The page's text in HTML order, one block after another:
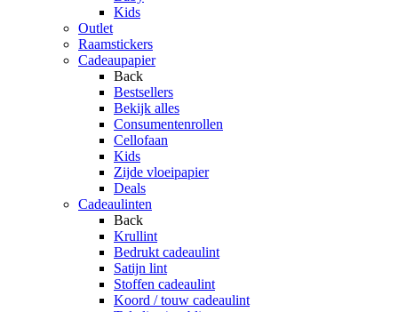
Kids
Outlet
Raamstickers
Cadeaupapier
Back
Bestsellers
Bekijk alles
Consumentenrollen
Cellofaan
Kids
Zijde vloeipapier
Deals
Cadeaulinten
Back
Krullint
Bedrukt cadeaulint
Satijn lint
Stoffen cadeaulint
Koord / touw cadeaulint